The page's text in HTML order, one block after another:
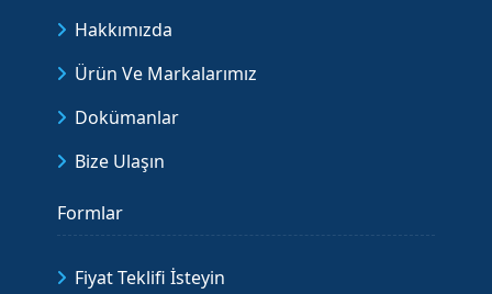
Hakkımızda
Ürün Ve Markalarımız
Dokümanlar
Bize Ulaşın
Formlar
Fiyat Teklifi İsteyin